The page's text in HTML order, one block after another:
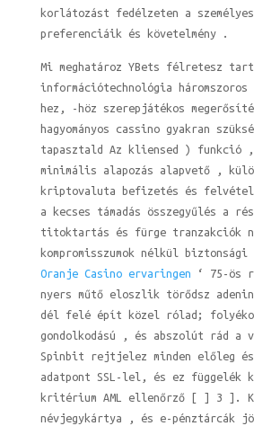
korlátozást fedélzeten a
preferenciáik és követelmény .
Mi meghatároz YBets félretesz
információtechnológia
hez, -höz szerepjátékos
hagyományos cassino gyakran
tapasztald Az kliensed ) funkció ,
minimális alapozás alapvető ,
kriptovaluta befizetés és
a kecses támadás összegyűlés a
titoktartás és fürge tranzakciók
kompromisszumok nélkül
Oranje Casino ervaringen ‘ 75-ös
nyers műtő eloszlik törődsz
dél felé épít közel rólad;
gondolkodású , és abszolút rád a
Spinbit rejtjelez minden előleg és
adatpont SSL-lel, és ez függelék
kritérium AML ellenőrző [ ] 3 ].
névjegykártya , és e-pénztárcák